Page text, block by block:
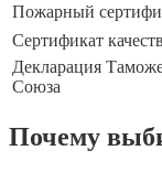
Пожарный
Сертификат
Декларация
Союза
Почему